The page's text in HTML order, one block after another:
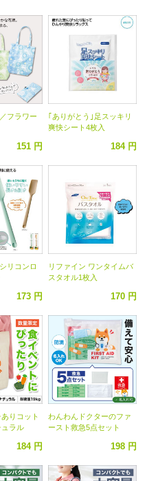
フラワー
151 円
｢ありがとう｣足スッキリ
爽快シート4枚入
184 円
リコンロ
173 円
リファイン ワンタイムバ
スタオル1枚入
170 円
りコット
ュラル
184 円
わんわんドクターのファ
ースト救急5点セット
198 円